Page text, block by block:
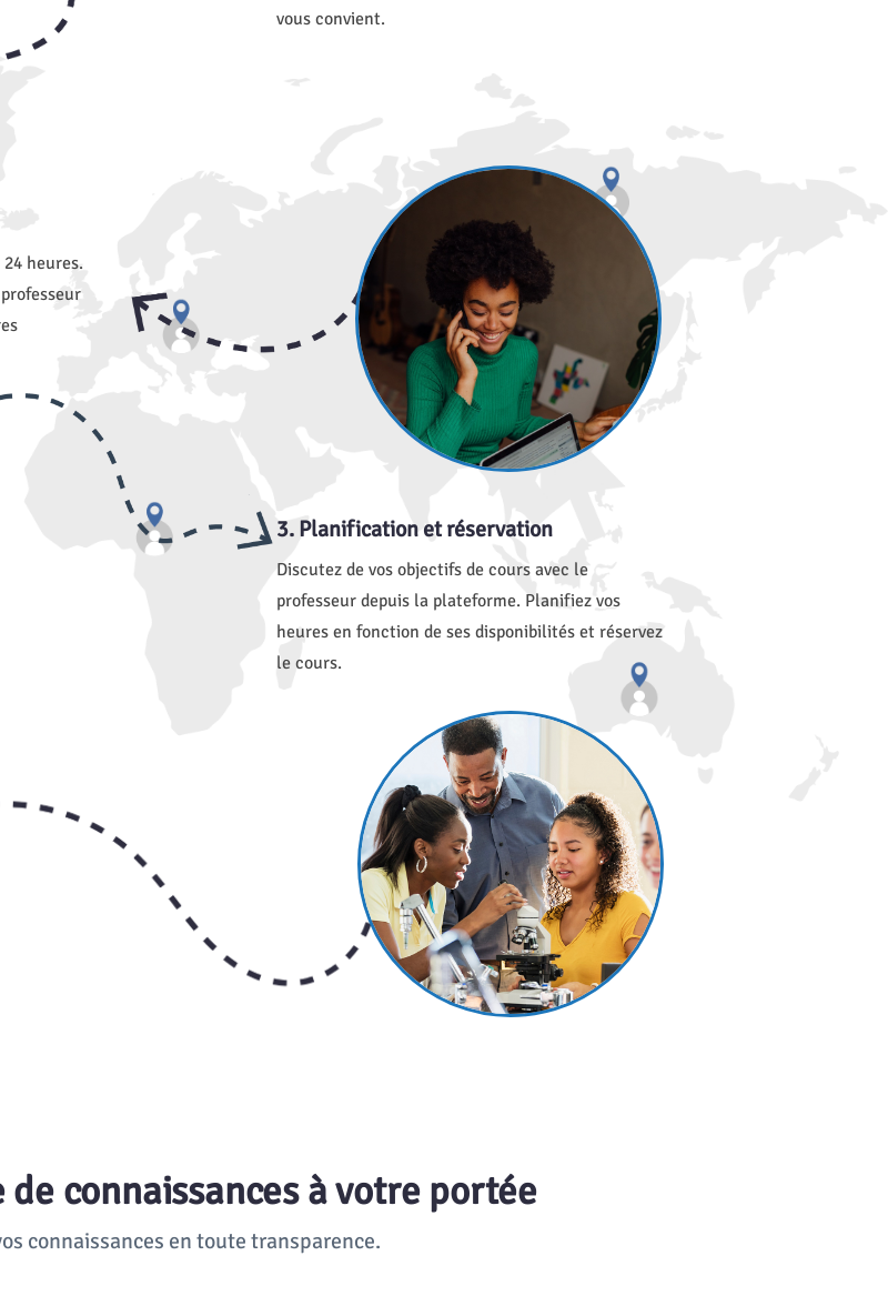
vous convient.
heures.
3. Planification et réservation
Discutez de vos objectifs de cours avec le
professeur depuis la plateforme. Planifiez vos
heures en fonction de ses disponibilités et réservez
le cours.
de connaissances à votre portée
connaissances en toute transparence.